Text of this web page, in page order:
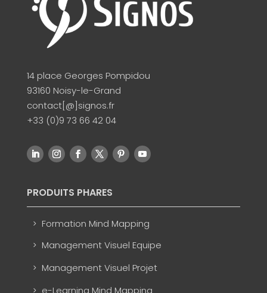
14 place Georges Pompidou
93160 Noisy-le-Grand
contact[@]signos.fr
+33 (0)9 73 66 42 04
PRODUITS PHARES
Formation Mind Mapping
Management Visuel Equipe
Management Visuel Projet
e-Learning Mind Mapping